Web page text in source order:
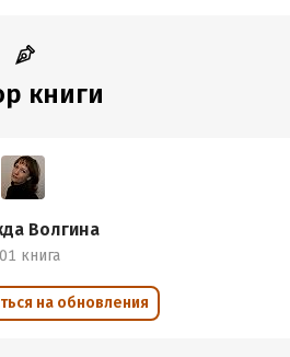
книги
Волгина
книга
на обновления